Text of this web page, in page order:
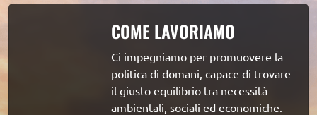
COME LAVORIAMO
Ci impegniamo per promuovere la
politica di domani, capace di trovare
il giusto equilibrio tra necessità
ambientali, sociali ed economiche.